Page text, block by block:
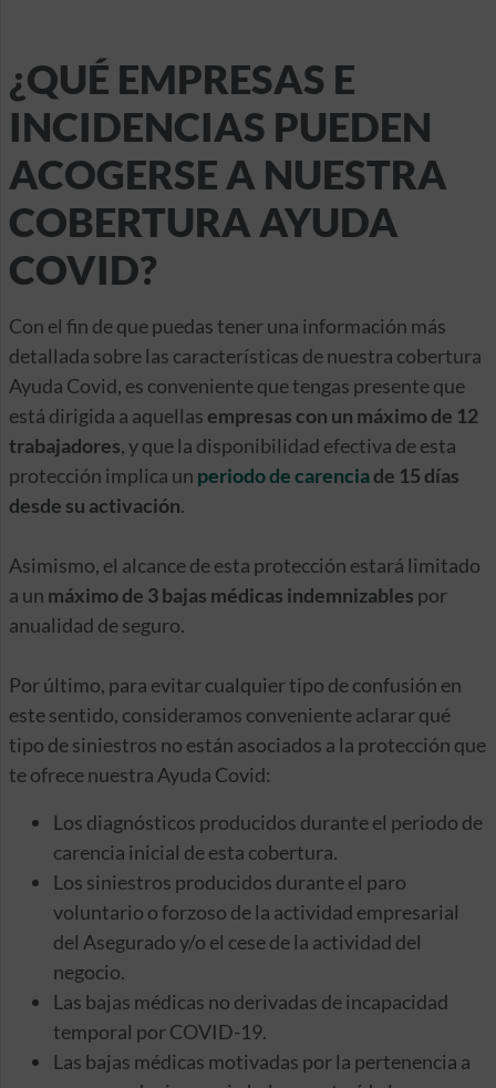
¿QUÉ EMPRESAS E
INCIDENCIAS PUEDEN
ACOGERSE A NUESTRA
COBERTURA AYUDA
COVID?
Con el fin de que puedas tener una información más
detallada sobre las características de nuestra cobertura
Ayuda Covid, es conveniente que tengas presente que
está dirigida a aquellas empresas con un máximo de 12
trabajadores, y que la disponibilidad efectiva de esta
protección implica un periodo de carenciade 15 días
desde su activación.
Asimismo, el alcance de esta protección estará limitado
a un máximo de 3 bajas médicas indemnizables por
anualidad de seguro.
Por último, para evitar cualquier tipo de confusión en
este sentido, consideramos conveniente aclarar qué
tipo de siniestros no están asociados a la protección que
te ofrece nuestra Ayuda Covid:
Los diagnósticos producidos durante el periodo de
carencia inicial de esta cobertura.
Los siniestros producidos durante el paro
voluntario o forzoso de la actividad empresarial
del Asegurado y/o el cese de la actividad del
negocio.
Las bajas médicas no derivadas de incapacidad
temporal por COVID-19.
Las bajas médicas motivadas por la pertenencia a